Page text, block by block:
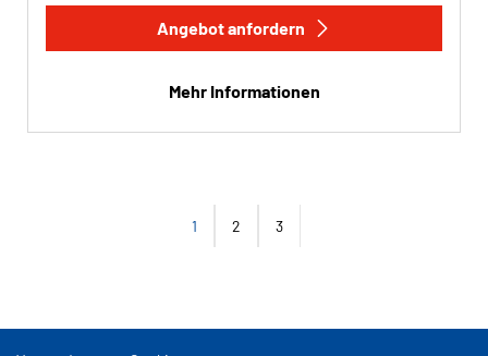
Angebot anfordern
Mehr Informationen
1 2 3